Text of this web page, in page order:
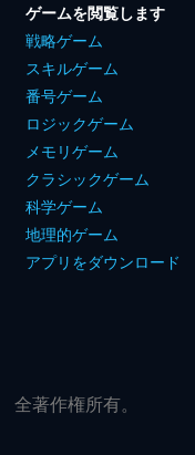
ゲームを閲覧します
戦略ゲーム
スキルゲーム
番号ゲーム
ロジックゲーム
メモリゲーム
クラシックゲーム
科学ゲーム
地理的ゲーム
アプリをダウンロード
著作権所有。